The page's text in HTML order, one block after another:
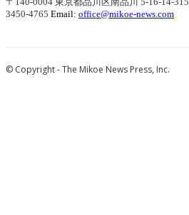
3450-4765 Email: office@mikoe-news.com
© Copyright - The Mikoe News Press, Inc.